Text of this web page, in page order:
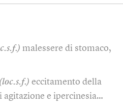
malessere di stomaco,
(loc.s.f.) eccitamento della
agitazione e ipercinesia…